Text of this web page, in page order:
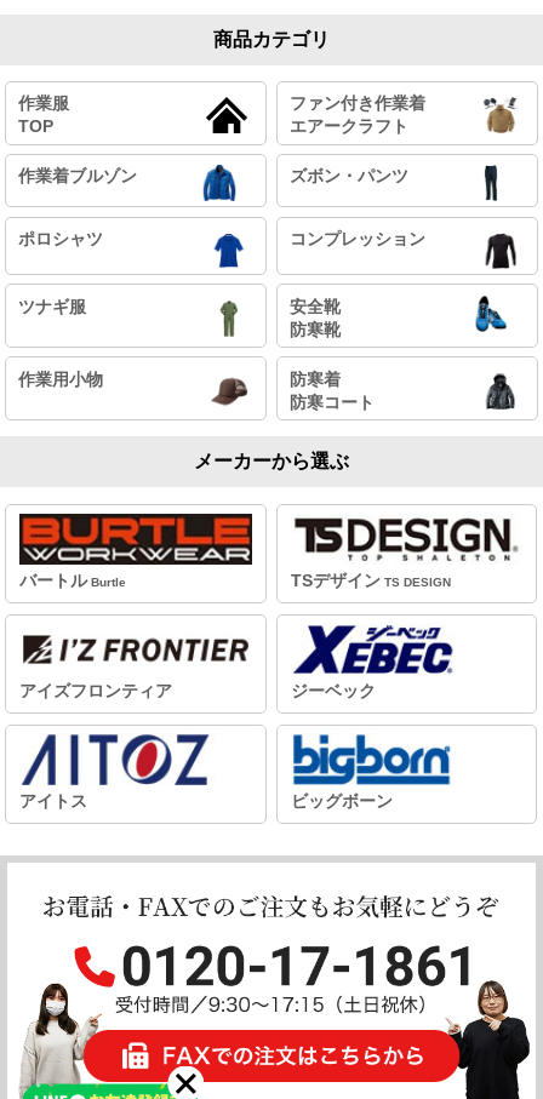
商品カテゴリ
作業服
TOP
ファン付き作業着
エアークラフト
作業着ブルゾン ズボン・パンツ
ポロシャツ コンプレッション
ツナギ服
安全靴
防寒靴
作業用小物
防寒着
防寒コート
メーカーから選ぶ
バートル Burtle TSデザイン TS DESIGN
アイズフロンティア ジーベック
アイトス ビッグボーン